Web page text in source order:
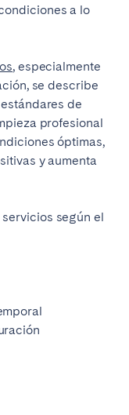
a lo
, especialmente
se describe
de
profesional
óptimas,
y aumenta
según el